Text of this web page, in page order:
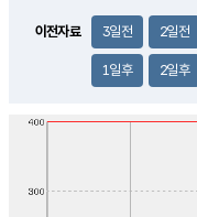
이전자료 3일전 2일전
1일후 2일후